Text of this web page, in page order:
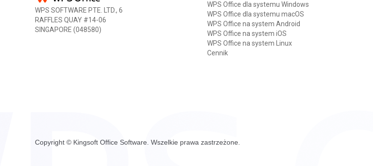
WPS SOFTWARE PTE. LTD., 6
RAFFLES QUAY #14-06
SINGAPORE (048580)
WPS Office dla systemu Windows
WPS Office dla systemu macOS
WPS Office na system Android
WPS Office na system iOS
WPS Office na system Linux
Cennik
Copyright © Kingsoft Office Software. Wszelkie prawa zastrzeżone.